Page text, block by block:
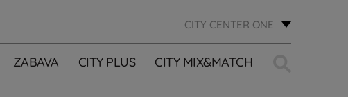
CITY CENTER ONE
ZABAVA CITY PLUS CITY MIX&MATCH